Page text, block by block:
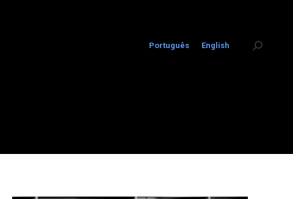
Português English Search: